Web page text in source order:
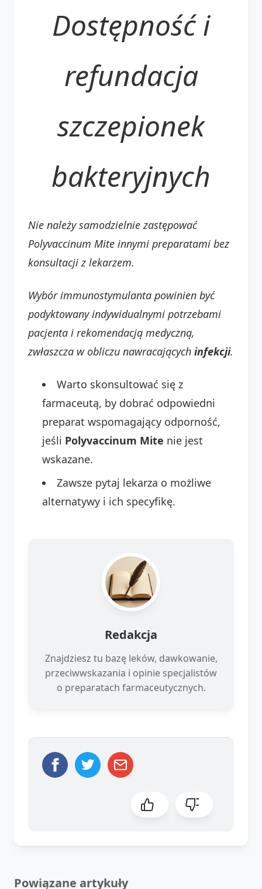
Dostępność i
refundacja
szczepionek
bakteryjnych
Nie należy samodzielnie zastępować
Polyvaccinum Mite innymi preparatami bez
konsultacji z lekarzem.
Wybór immunostymulanta powinien być
podyktowany indywidualnymi potrzebami
pacjenta i rekomendacją medyczną,
zwłaszcza w obliczu nawracających infekcji.
Warto skonsultować się z
farmaceutą, by dobrać odpowiedni
preparat wspomagający odporność,
jeśli Polyvaccinum Mite nie jest
wskazane.
Zawsze pytaj lekarza o możliwe
alternatywy i ich specyfikę.
Redakcja
Znajdziesz tu bazę leków, dawkowanie,
przeciwwskazania i opinie specjalistów
o preparatach farmaceutycznych.
Powiązane artykuły